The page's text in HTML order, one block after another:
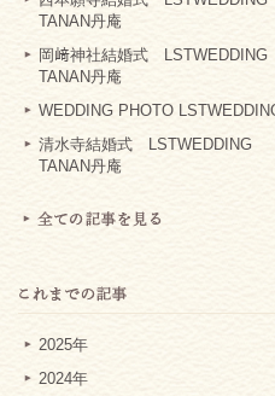
TANAN丹庵
岡﨑神社結婚式 LSTWEDDING
TANAN丹庵
WEDDING PHOTO
清水寺結婚式 LSTWEDDING
TANAN丹庵
2025年
2024年